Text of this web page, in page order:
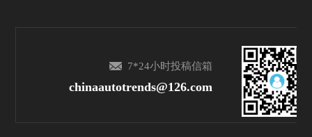
7*24小时投稿信箱
chinaautotrends@126.com